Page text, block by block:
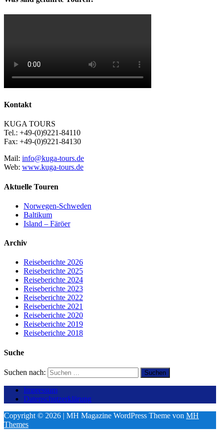
Kontakt
KUGA TOURS
Tel.: +49-(0)9221-84110
Fax: +49-(0)9221-84130
Mail: info@kuga-tours.de
Web: www.kuga-tours.de
Aktuelle Touren
Norwegen-Schweden
Baltikum
Island – Färöer
Archiv
Reiseberichte 2026
Reiseberichte 2025
Reiseberichte 2024
Reiseberichte 2023
Reiseberichte 2022
Reiseberichte 2021
Reiseberichte 2020
Reiseberichte 2019
Reiseberichte 2018
Suche
Suchen nach:
Impressum
Datenschutzerklärung
Copyright © 2026 | MH Magazine WordPress Theme von MH
Themes